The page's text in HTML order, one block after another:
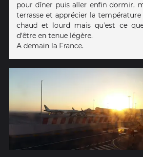
pour dîner puis aller enfin dormir,
terrasse et apprécier la
chaud et lourd mais qu'est ce
d'être en tenue légère.
A demain la France.